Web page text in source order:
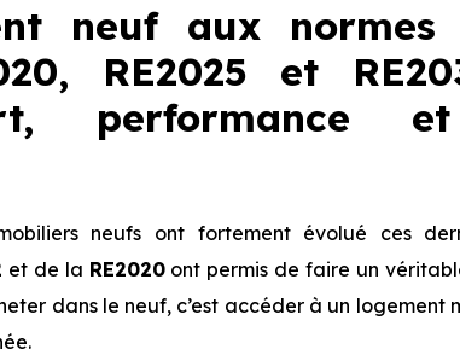
neuf aux normes
RE2025 et
performance et
neufs ont fortement évolué ces
et de la RE2020ont permis de faire un
dans le neuf, c’est accéder à un logement